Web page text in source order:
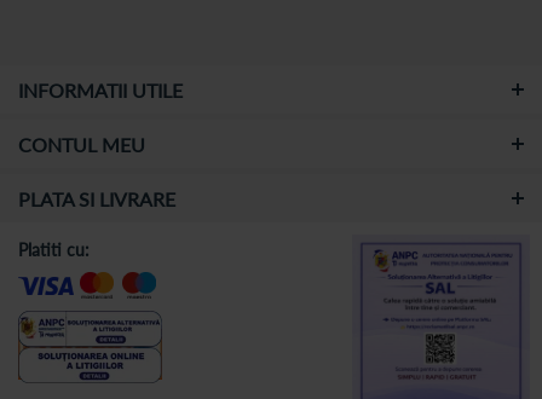
INFORMATII UTILE
CONTUL MEU
PLATA SI LIVRARE
Platiti cu: